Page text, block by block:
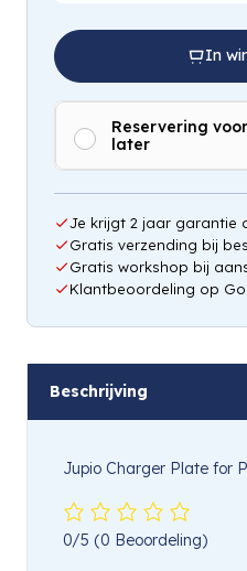
In
Reservering
later
Je krijgt 2 jaar garantie
Gratis verzending bij
Gratis workshop bij
Klantbeoordeling op
Beschrijving
Jupio Charger Plate for
0/5 (0 Beoordeling)